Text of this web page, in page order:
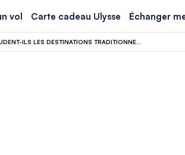
vol Carte cadeau Ulysse Échanger
VACANCES DE PÂQUES : POURQUOI LES FRANÇAIS BOUDENT-ILS LES DESTINATIONS TRADITIONNELLES CETTE ANNÉE ?